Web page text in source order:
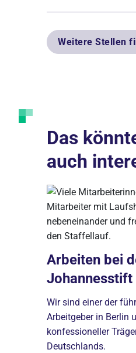
Weitere Stellen
Das
auch
Arbeiten bei
Johannesstift
Wir sind einer der
Arbeitgeber in Berlin
konfessioneller
Deutschlands.